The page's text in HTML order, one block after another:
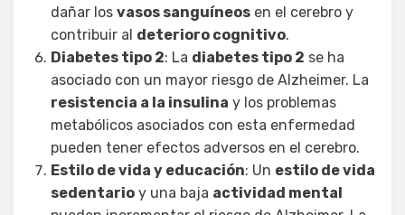
dañar los vasos sanguíneos en el cerebro y
contribuir al deterioro cognitivo.
Diabetes tipo 2: La diabetes tipo 2 se ha
asociado con un mayor riesgo de Alzheimer. La
resistencia a la insulina y los problemas
metabólicos asociados con esta enfermedad
pueden tener efectos adversos en el cerebro.
Estilo de vida y educación: Un estilo de vida
sedentario y una baja actividad mental